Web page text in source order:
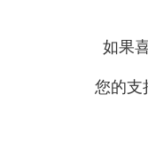
如果
您的支